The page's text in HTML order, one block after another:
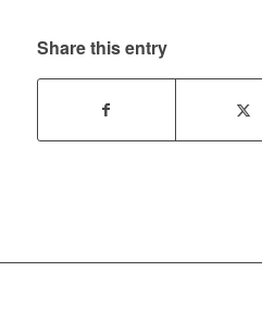
Share this entry